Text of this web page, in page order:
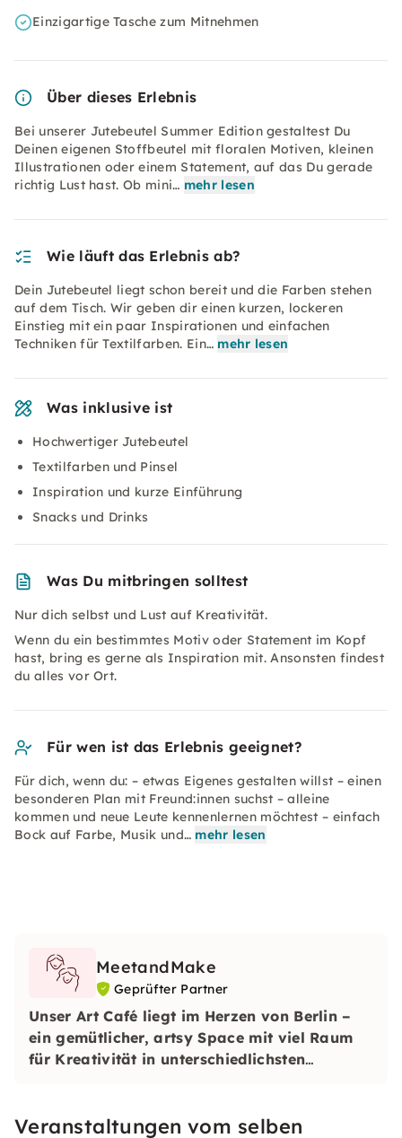
Einzigartige Tasche zum Mitnehmen
Über dieses Erlebnis
Bei unserer Jutebeutel Summer Edition gestaltest Du
Deinen eigenen Stoffbeutel mit floralen Motiven, kleinen
Illustrationen oder einem Statement, auf das Du gerade
richtig Lust hast. Ob mini… mehr lesen
Wie läuft das Erlebnis ab?
Dein Jutebeutel liegt schon bereit und die Farben stehen
auf dem Tisch. Wir geben dir einen kurzen, lockeren
Einstieg mit ein paar Inspirationen und einfachen
Techniken für Textilfarben. Ein… mehr lesen
Was inklusive ist
Hochwertiger Jutebeutel
Textilfarben und Pinsel
Inspiration und kurze Einführung
Snacks und Drinks
Was Du mitbringen solltest
Nur dich selbst und Lust auf Kreativität.
Wenn du ein bestimmtes Motiv oder Statement im Kopf
hast, bring es gerne als Inspiration mit. Ansonsten findest
du alles vor Ort.
Für wen ist das Erlebnis geeignet?
Für dich, wenn du: – etwas Eigenes gestalten willst – einen
besonderen Plan mit Freund:innen suchst – alleine
kommen und neue Leute kennenlernen möchtest – einfach
Bock auf Farbe, Musik und… mehr lesen
MeetandMake
Geprüfter Partner
Unser Art Café liegt im Herzen von Berlin –
ein gemütlicher, artsy Space mit viel Raum
für Kreativität in unterschiedlichsten
einfach vorbeikommen, abschalten und kreativ
Veranstaltungen vom selben